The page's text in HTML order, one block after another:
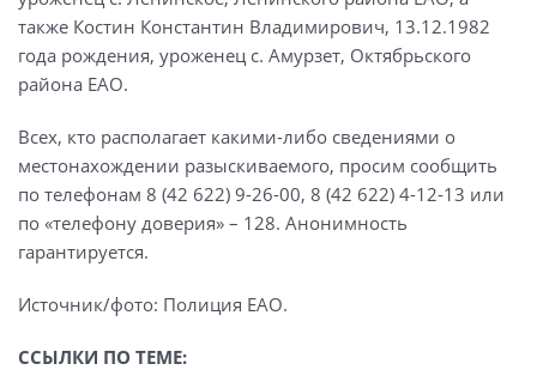
также Костин Константин Владимирович, 13.12.1982
года рождения, уроженец с. Амурзет, Октябрьского
района ЕАО.
Всех, кто располагает какими-либо сведениями о
местонахождении разыскиваемого, просим сообщить
по телефонам 8 (42 622) 9-26-00, 8 (42 622) 4-12-13 или
по «телефону доверия» – 128. Анонимность
гарантируется.
Источник/фото: Полиция ЕАО.
ССЫЛКИ ПО ТЕМЕ: